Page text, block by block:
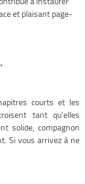
et plaisant page-
courts et les
tant qu’elles
solide, compagnon
Si vous arrivez à ne